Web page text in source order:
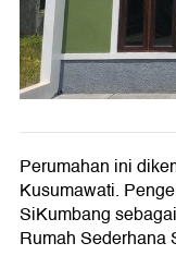
Perumahan ini
Kusumawati.
SiKumbang
Rumah Sederhana